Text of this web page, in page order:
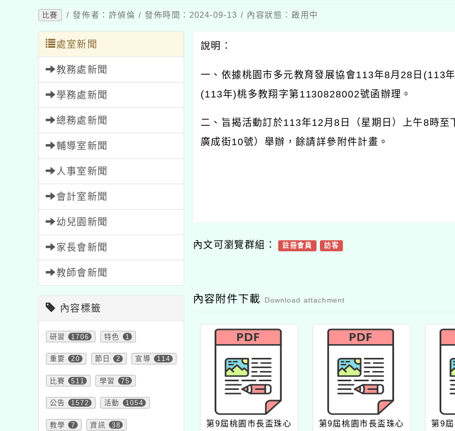
比賽 / 發佈者：許偵倫 / 發佈時間：2024-09-13 / 內容狀態：啟用中
處室新聞
教務處新聞
學務處新聞
總務處新聞
輔導室新聞
人事室新聞
會計室新聞
幼兒園新聞
家長會新聞
教師會新聞
內容標籤
研習 1706 特色 1
重要 20 節日 2 宣導 114
比賽 511 學習 75
公告 1572 活動 1054
教學 7 資訊 38
說明：
一、依據桃園市多元教育發展協會113年8月 28 日 (113年
(113年)桃多教翔字第1130828002號函辦理。
二、旨揭活動訂於113年12月8 日（星期日）上午8時至
廣成街10號）舉辦，餘請詳參附件計畫。
內文可瀏覽群組： 註冊會員 訪客
內容附件下載 Download attachment
第9屆桃園市長盃珠心
第9屆桃園市長盃珠心
第9